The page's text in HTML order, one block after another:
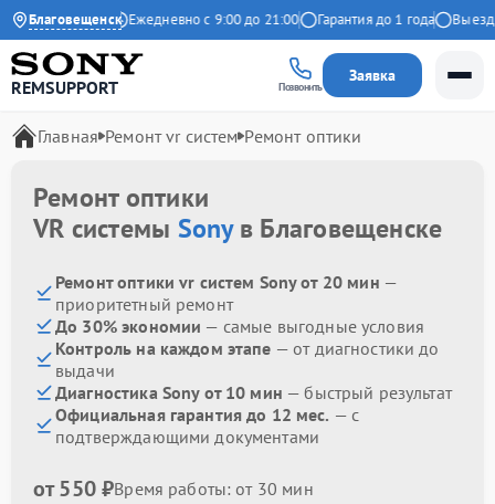
Благовещенск
4.9 на Яндекс Ежедневно с 9:00 до 21:00 Гарантия до 1 года Выезд
REMSUPPORT Позвонить
Заявка
Главная Ремонт vr систем Ремонт оптики
Ремонт оптики
VR системы Sonyв Благовещенске
Ремонт оптики vr систем Sony от 20 мин —
приоритетный ремонт
До 30% экономии — самые выгодные условия
Контроль на каждом этапе — от диагностики до
выдачи
Диагностика Sony от 10 мин — быстрый результат
Официальная гарантия до 12 мес. — с
подтверждающими документами
от 550 ₽Время работы: от 30 мин